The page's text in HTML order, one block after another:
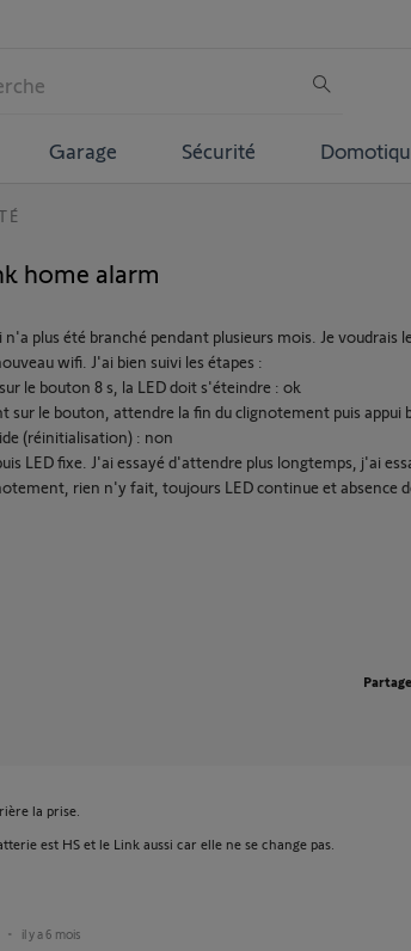
Garage Sécurité
home alarm
plus été branché pendant plusieurs mois. Je voudrais
wifi. J'ai bien suivi les étapes :
le bouton 8 s, la LED doit s'éteindre : ok
sur le bouton, attendre la fin du clignotement puis appui
(réinitialisation) : non
LED fixe. J'ai essayé d'attendre plus longtemps, j'ai
rien n'y fait, toujours LED continue et absence
la prise.
est HS et le Link aussi car elle ne se change pas.
il y a 6 mois